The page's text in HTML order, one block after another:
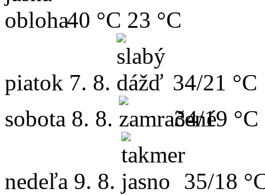
40 °C 23 °C
piatok 7. 8.
34/21 °C
sobota 8. 8. 34/19 °C
nedeľa 9. 8. 35/18